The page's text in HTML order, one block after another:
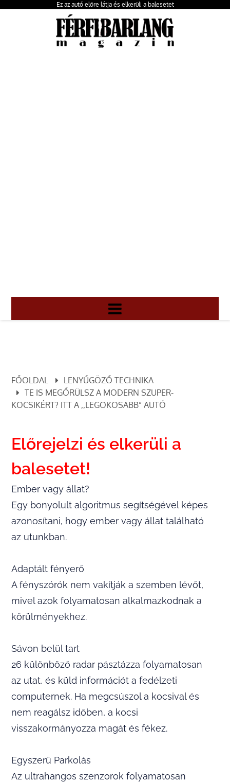
Ez az autó előre látja és elkerüli a balesetet
FŐOLDAL
LENYŰGÖZŐ TECHNIKA
TE IS MEGŐRÜLSZ A MODERN SZUPER-
KOCSIKÉRT? ITT A ,,LEGOKOSABB” AUTÓ
Előrejelzi és elkerüli a
balesetet!
Ember vagy állat?
Egy bonyolult algoritmus segítségével képes
azonosítani, hogy ember vagy állat található
az utunkban.
Adaptált fényerő
A fényszórók nem vakítják a szemben lévőt,
mivel azok folyamatosan alkalmazkodnak a
körülményekhez.
Sávon belül tart
26 különböző radar pásztázza folyamatosan
az utat, és küld információt a fedélzeti
computernek. Ha megcsúszol a kocsival és
nem reagálsz időben, a kocsi
visszakormányozza magát és fékez.
Egyszerű Parkolás
Az ultrahangos szenzorok folyamatosan